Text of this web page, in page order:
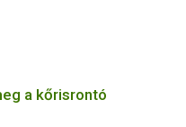
a kőrisrontó